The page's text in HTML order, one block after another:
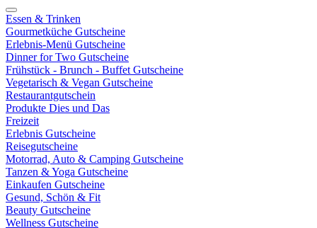
Essen & Trinken
Gourmetküche Gutscheine
Erlebnis-Menü Gutscheine
Dinner for Two Gutscheine
Frühstück - Brunch - Buffet Gutscheine
Vegetarisch & Vegan Gutscheine
Restaurantgutschein
Produkte Dies und Das
Freizeit
Erlebnis Gutscheine
Reisegutscheine
Motorrad, Auto & Camping Gutscheine
Tanzen & Yoga Gutscheine
Einkaufen Gutscheine
Gesund, Schön & Fit
Beauty Gutscheine
Wellness Gutscheine